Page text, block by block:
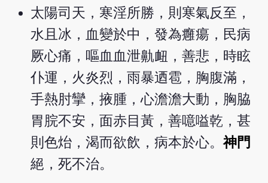
太陽司天，寒淫所勝，則寒氣反至，
水且冰，血變於中，發為癰瘍，民病
厥心痛，嘔血血泄鼽衄，善悲，時眩
仆運，火炎烈，雨暴迺雹，胸腹滿，
手熱肘攣，掖腫，心澹澹大動，胸脇
胃脘不安，面赤目黃，善噫嗌乾，甚
則色炲，渴而欲飲，病本於心。神門
絕，死不治。